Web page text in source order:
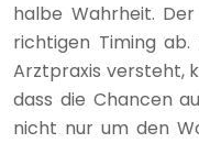
halbe Wahrheit.
richtigen Timing
Arztpraxis versteht,
dass die Chancen
nicht nur um den